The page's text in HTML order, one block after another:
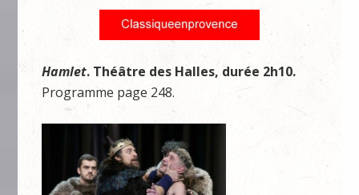
Hamlet. Théâtre des Halles, durée 2h10.
Programme page 248.